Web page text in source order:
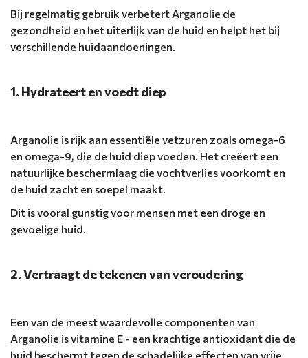
Bij regelmatig gebruik verbetert Arganolie de
gezondheid en het uiterlijk van de huid en helpt het bij
verschillende huidaandoeningen.
1. Hydrateert en voedt diep
Arganolie is rijk aan essentiële vetzuren zoals omega-6
en omega-9, die de huid diep voeden. Het creëert een
natuurlijke beschermlaag die vochtverlies voorkomt en
de huid zacht en soepel maakt.
Dit is vooral gunstig voor mensen met een droge en
gevoelige huid.
2. Vertraagt ​​de tekenen van veroudering
Een van de meest waardevolle componenten van
Arganolie is vitamine E - een krachtige antioxidant die de
huid beschermt tegen de schadelijke effecten van vrije